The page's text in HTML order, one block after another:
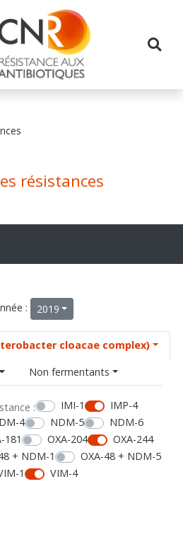
résistances
: 2019
cloacae complex)
Non fermentants
: IMI-1
IMP-4
4 NDM-5
NDM-6
181 OXA-204
OXA-244
+ NDM-1
OXA-48 + NDM-5
1
VIM-4